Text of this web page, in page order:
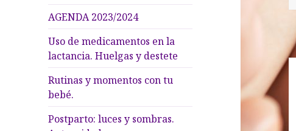
AGENDA 2023/2024
Uso de medicamentos en la
lactancia. Huelgas y destete
Rutinas y momentos con tu
bebé.
Postparto: luces y sombras.